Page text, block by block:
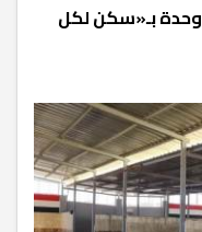
تفاصيل الانتهاء من تنفيذ 6720 وحدة بـ«سكن لكل